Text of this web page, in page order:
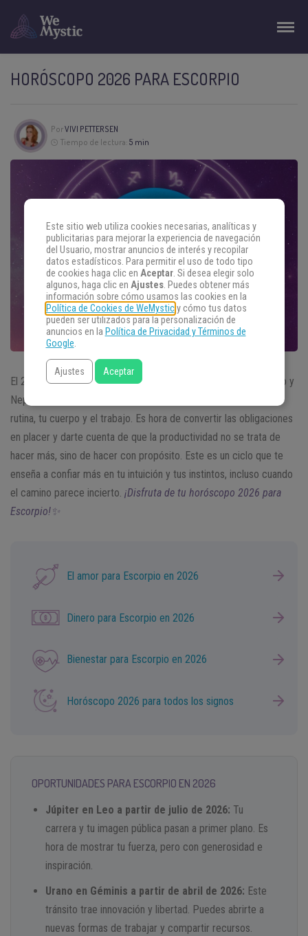
HORÓSCOPO 2026 PARA ESCORPIO
PorVIVI PETTERSEN
Tiempo de lectura: 5 min
El 2026 llega con un aire de renacimiento para Escorpio. Saturno y
Neptuno en Aries te piden que reconsideres cómo lidias con la
rutina, tu cuerpo y el trabajo. Es hora de convertir las obligaciones
en placer y darte cuenta de que la productividad no se trata de
hacer más, sino de hacer con propósito. Este es un ciclo que te
enseña a confiar más en tu intuición y tus instintos, incluso cuando
el camino parece incierto. ¡Disfruta de tu horóscopo 2026 para
Escorpio!✨
El amor para Escorpio en 2026
Dinero para Escorpio en 2026
Bienestar para Escorpio en 2026
Horóscopo 2026 para todos los signos
OPORTUNIDADES PARA ESCORPIO EN 2026
Júpiter en Leo a partir de julio de 2026: Tu
carrera y tu imagen pública pasan a primer plano. Es
hora de mostrar tu fuerza, pero con generosidad e
inspiración.
Urano en Géminis a partir de abril de 2026: Este
tránsito trae innovación y libertad. Puedes abrirte a
nuevas formas de trabajar y compartir recursos.
Este sitio web utiliza cookies necesarias, analíticas y
publicitarias para mejorar la experiencia de navegación
del Usuario, mostrar anuncios de interés y recopilar
datos estadísticos. Para permitir el uso de todo tipo
de cookies haga clic en Aceptar. Si desea elegir solo
algunos, haga clic en Ajustes. Puedes obtener más
información sobre cómo usamos las cookies en la
Política de Cookies de WeMysticy cómo tus datos
pueden ser utilizados para la personalización de
anuncios en la Política de Privacidad y Términos de
Google.
Ajustes Aceptar